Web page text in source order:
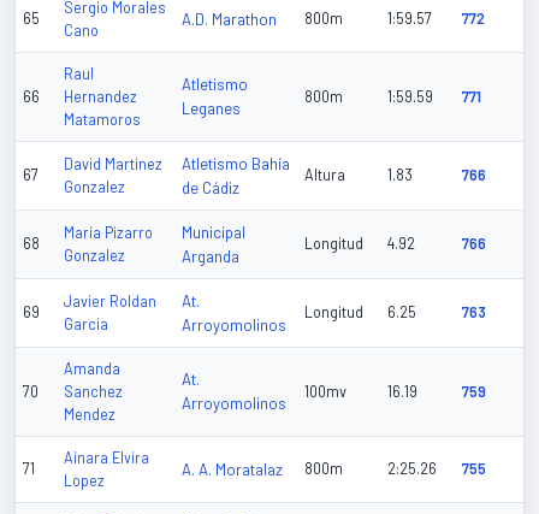
65
Sergio Morales
Cano
A.D. Marathon 800m 1:59.57 772
66
Raul
Hernandez
Matamoros
Atletismo
Leganes
800m 1:59.59 771
67
David Martinez
Gonzalez
Atletismo Bahía
de Cádiz
Altura 1.83 766
68
Maria Pizarro
Gonzalez
Municipal
Arganda
Longitud 4.92 766
69
Javier Roldan
Garcia
At.
Arroyomolinos
Longitud 6.25 763
70
Amanda
Sanchez
Mendez
At.
Arroyomolinos
100mv 16.19 759
71
Ainara Elvira
Lopez
A. A. Moratalaz 800m 2:25.26 755